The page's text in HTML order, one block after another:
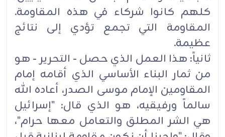
كلهم كانوا شركاء في هذه المقاومة.
المقاومة التي تجمع تؤدي إلى نتائج
عظيمة.
ثانياً: هذا العمل الذي حصل - التحرير - هو
من ثمار البناء الأساسي الذي أقامه إمام
المقاومين الإمام موسى الصدر، أعاده الله
سالماً ورفيقيه، هو الذي قال: "إسرائيل
هي الشر المطلق والتعامل معها حرام"،